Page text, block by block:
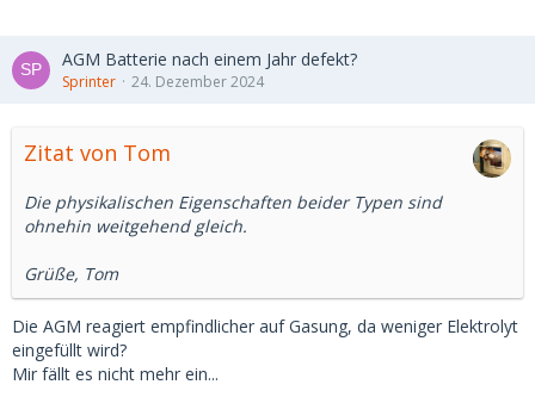
AGM Batterie nach einem Jahr defekt?
Sprinter 24. Dezember 2024
Zitat von Tom
Die physikalischen Eigenschaften beider Typen sind
ohnehin weitgehend gleich.
Grüße, Tom
Die AGM reagiert empfindlicher auf Gasung, da weniger Elektrolyt
eingefüllt wird?
Mir fällt es nicht mehr ein...